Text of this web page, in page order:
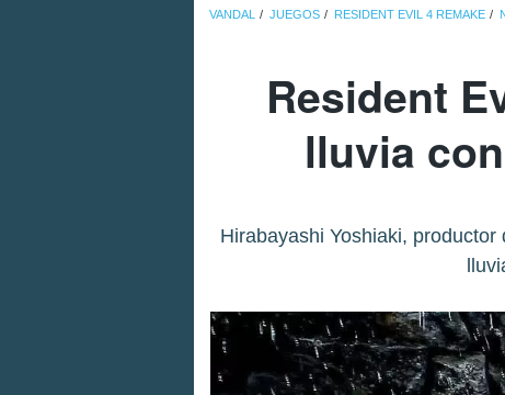
VANDAL JUEGOS RESIDENT EVIL 4 REMAKE
Resident
lluvia
Hirabayashi Yoshiaki,